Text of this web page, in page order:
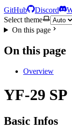
GitHub Discord
Select theme
On this page
On this page
Overview
YF-29 SP
Basic Infos